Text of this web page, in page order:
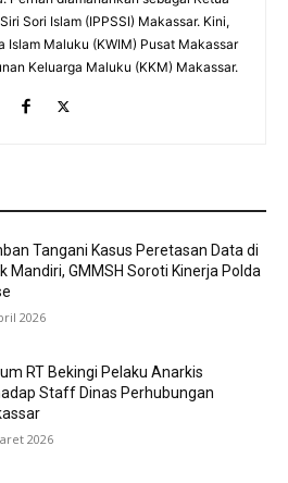
Sori Islam (IPPSSI) Makassar. Kini,
Islam Maluku (KWIM) Pusat Makassar
Keluarga Maluku (KKM) Makassar.
Tangani Kasus Peretasan Data di
Mandiri, GMMSH Soroti Kinerja Polda
2026
RT Bekingi Pelaku Anarkis
Staff Dinas Perhubungan
2026